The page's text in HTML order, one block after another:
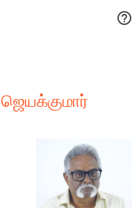
